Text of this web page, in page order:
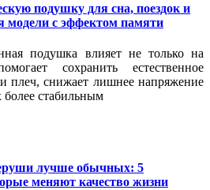
подушку для сна, поездок и
модели с эффектом памяти
подушка влияет не только на
сохранить естественное
плеч, снижает лишнее напряжение
стабильным
лучше обычных: 5
меняют качество жизни